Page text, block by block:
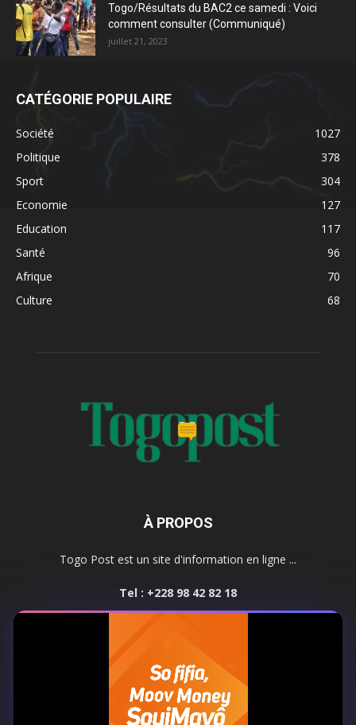
Togo/Résultats du BAC2 ce samedi : Voici
comment consulter (Communiqué)
juillet 21, 2023
CATÉGORIE POPULAIRE
Société
1027
Politique
378
Sport
304
Economie
127
Education
117
Santé
96
Afrique
70
Culture
68
À PROPOS
Togo Post est un site d'information en ligne ...
Tel : +228 98 42 82 18
SUIVEZ NOUS